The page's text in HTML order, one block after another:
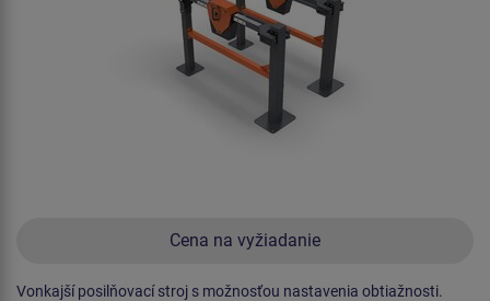
Cena na vyžiadanie
Vonkajší posilňovací stroj s možnosťou nastavenia obtiažnosti.